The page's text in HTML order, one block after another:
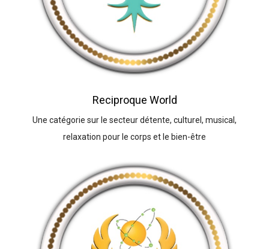
Reciproque World
Une catégorie sur le secteur détente, culturel, musical,
relaxation pour le corps et le bien-être